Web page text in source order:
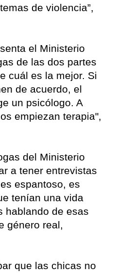
de violencia”,
el Ministerio
de las dos partes
cuál es la mejor. Si
de acuerdo, el
un psicólogo. A
empiezan terapia",
del Ministerio
a tener entrevistas
espantoso, es
tenían una vida
hablando de esas
género real,
que las chicas no